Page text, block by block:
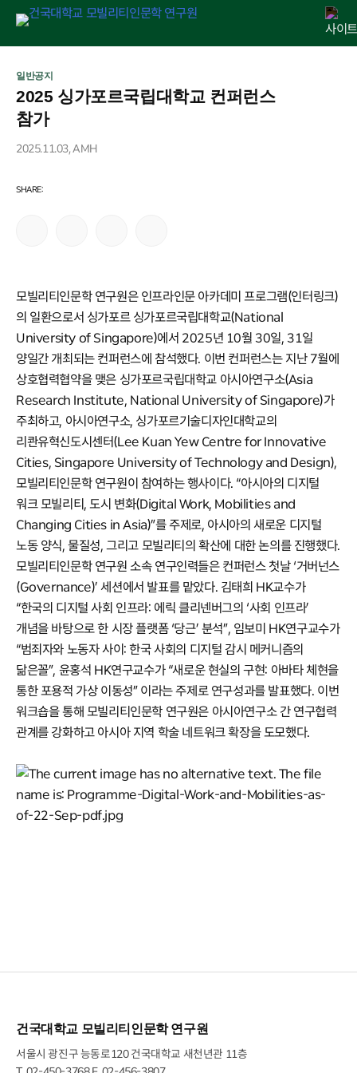
content
일반공지
2025 싱가포르국립대학교 컨퍼런스
참가
2025.11.03, AMH
모빌리티인문학 연구원은 인프라인문 아카데미 프로그램(인터링크)
의 일환으로서 싱가포르 싱가포르국립대학교(National
University of Singapore)에서 2025년 10월 30일, 31일
양일간 개최되는 컨퍼런스에 참석했다. 이번 컨퍼런스는 지난 7월에
상호협력협약을 맺은 싱가포르국립대학교 아시아연구소(Asia
Research Institute, National University of Singapore)가
주최하고, 아시아연구소, 싱가포르기술디자인대학교의
리콴유혁신도시센터(Lee Kuan Yew Centre for Innovative
Cities, Singapore University of Technology and Design),
모빌리티인문학 연구원이 참여하는 행사이다. “아시아의 디지털
워크 모빌리티, 도시 변화(Digital Work, Mobilities and
Changing Cities in Asia)”를 주제로, 아시아의 새로운 디지털
노동 양식, 물질성, 그리고 모빌리티의 확산에 대한 논의를 진행했다.
모빌리티인문학 연구원 소속 연구인력들은 컨퍼런스 첫날 ‘거버넌스
(Governance)’ 세션에서 발표를 맡았다. 김태희 HK교수가
“한국의 디지털 사회 인프라: 에릭 클리넨버그의 ‘사회 인프라’
개념을 바탕으로 한 시장 플랫폼 ‘당근’ 분석”, 임보미 HK연구교수가
“범죄자와 노동자 사이: 한국 사회의 디지털 감시 메커니즘의
닮은꼴”, 윤홍석 HK연구교수가 “새로운 현실의 구현: 아바타 체현을
통한 포용적 가상 이동성” 이라는 주제로 연구성과를 발표했다. 이번
워크숍을 통해 모빌리티인문학 연구원은 아시아연구소 간 연구협력
관계를 강화하고 아시아 지역 학술 네트워크 확장을 도모했다.
건국대학교 모빌리티인문학 연구원
서울시 광진구 능동로120 건국대학교 새천년관 11층